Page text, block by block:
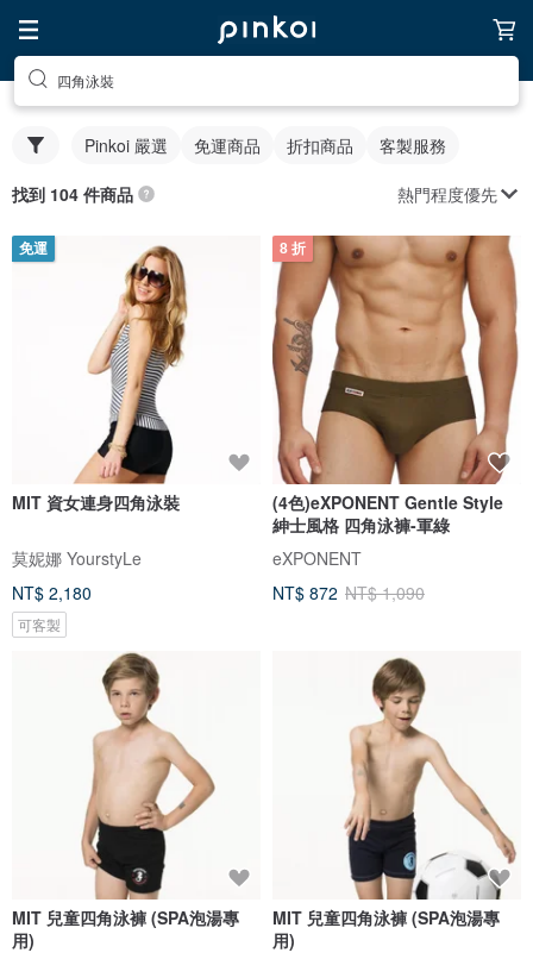
四角泳裝
Pinkoi 嚴選 免運商品 折扣商品 客製服務
找到 104 件商品 熱門程度優先
免運
MIT 資女連身四角泳裝
莫妮娜 YourstyLe
NT$ 2,180
可客製
8 折
(4色)eXPONENT Gentle Style
紳士風格 四角泳褲-軍綠
eXPONENT
NT$ 872 NT$ 1,090
MIT 兒童四角泳褲 (SPA泡湯專
用)
MIT 兒童四角泳褲 (SPA泡湯專
用)